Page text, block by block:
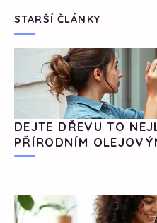
STARŠÍ ČLÁNKY
DEJTE DŘEVU TO
PŘÍRODNÍM